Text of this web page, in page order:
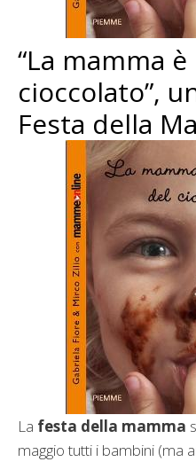
“La mamma
cioccolato”,
Festa della
La festa della mamma
maggio tutti i bambini (ma